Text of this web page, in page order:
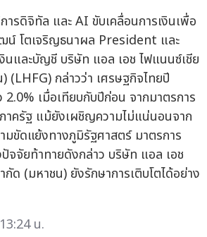
ารดิจิทัล และ AI ขับเคลื่อนการเงินเพื่อ
น์ โตเจริญธนาผล President และ
นและบัญชี บริษัท แอล เอช ไฟแนนซ์เชีย
(LHFG) กล่าวว่า เศรษฐกิจไทยปี
2.0% เมื่อเทียบกับปีก่อน จากมาตรการ
าครัฐ แม้ยังเผชิญความไม่แน่นอนจาก
มขัดแย้งทางภูมิรัฐศาสตร์ มาตรการ
จจัยท้าทายดังกล่าว บริษัท แอล เอช
ด (มหาชน) ยังรักษาการเติบโตได้อย่าง
น.